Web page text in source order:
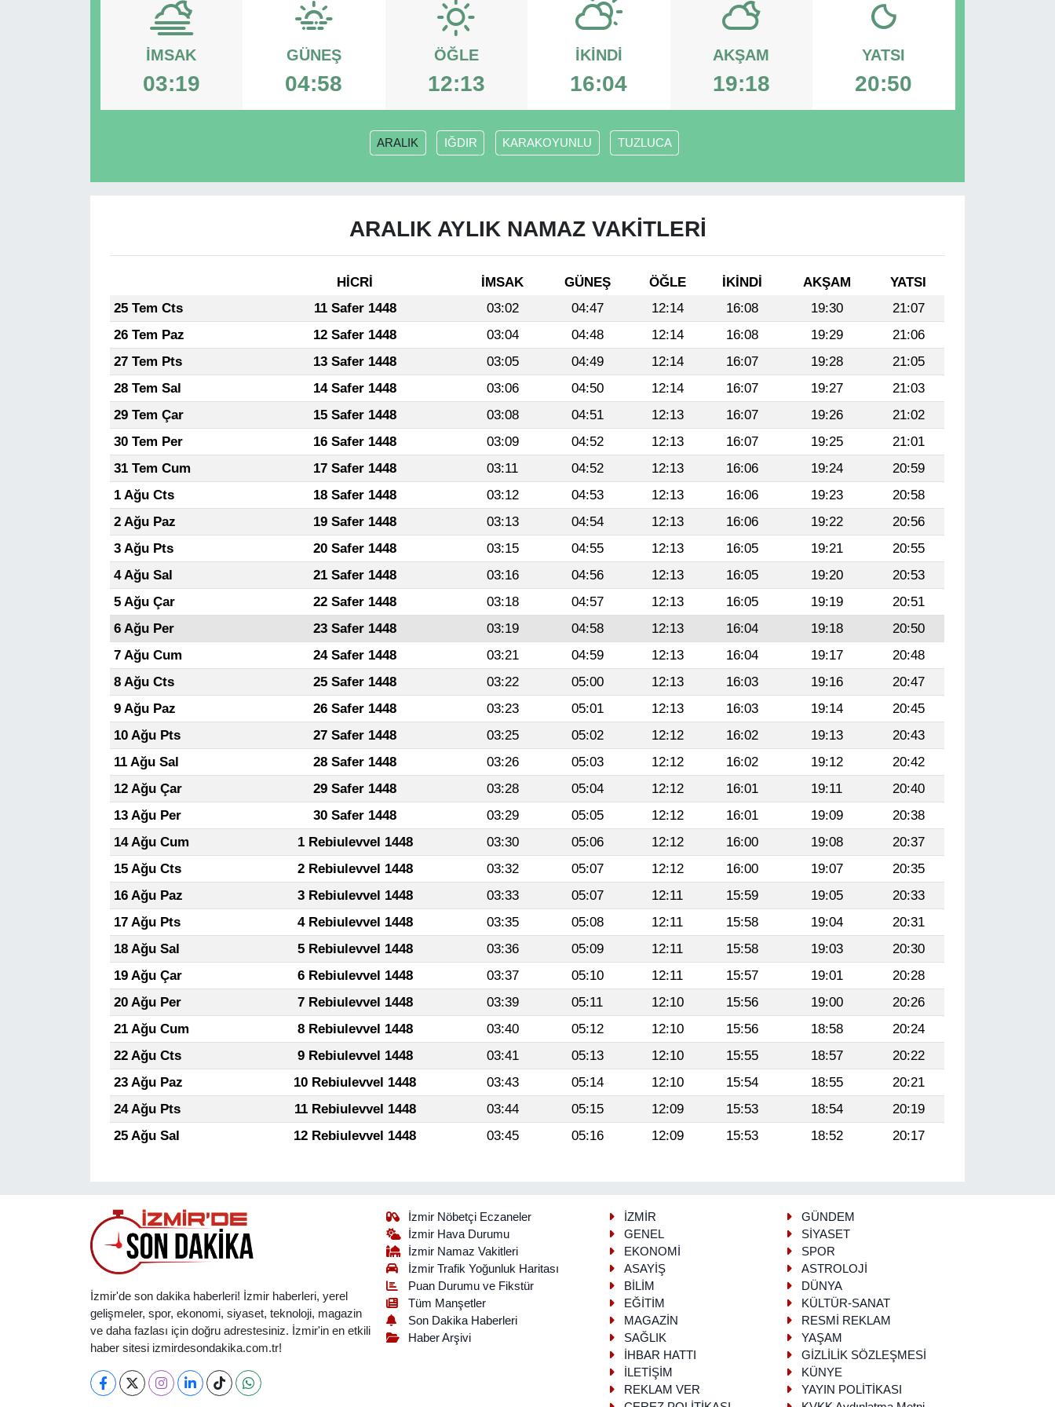
İMSAK
03:19
GÜNEŞ
04:58
ÖĞLE
12:13
İKINDI
16:04
AKŞAM
19:18
YATSI
20:50
ARALIK IĞDIR KARAKOYUNLU TUZLUCA
ARALIK AYLIK NAMAZ VAKITLERI
HİCRİ İMSAK GÜNEŞ ÖĞLE İKINDI AKŞAM
YATSI
25 Tem Cts
11 Safer 1448 03:02 04:47 12:14 16:08 19:30
21:07
26 Tem Paz
12 Safer 1448 03:04 04:48 12:14 16:08 19:29
21:06
27 Tem Pts
13 Safer 1448 03:05 04:49 12:14 16:07 19:28
21:05
28 Tem Sal
14 Safer 1448 03:06 04:50 12:14 16:07 19:27
21:03
29 Tem Çar
15 Safer 1448 03:08 04:51 12:13 16:07 19:26
21:02
30 Tem Per
16 Safer 1448 03:09 04:52 12:13 16:07 19:25
21:01
31 Tem Cum
17 Safer 1448 03:11 04:52 12:13 16:06 19:24
20:59
1 Ağu Cts
18 Safer 1448 03:12 04:53 12:13 16:06 19:23
20:58
2 Ağu Paz
19 Safer 1448 03:13 04:54 12:13 16:06 19:22
20:56
3 Ağu Pts
20 Safer 1448 03:15 04:55 12:13 16:05 19:21
20:55
4 Ağu Sal
21 Safer 1448 03:16 04:56 12:13 16:05 19:20
20:53
5 Ağu Çar
22 Safer 1448 03:18 04:57 12:13 16:05 19:19
20:51
6 Ağu Per
23 Safer 1448 03:19 04:58 12:13 16:04 19:18
20:50
7 Ağu Cum
24 Safer 1448 03:21 04:59 12:13 16:04 19:17
20:48
8 Ağu Cts
25 Safer 1448 03:22 05:00 12:13 16:03 19:16
20:47
9 Ağu Paz
26 Safer 1448 03:23 05:01 12:13 16:03 19:14
20:45
10 Ağu Pts
27 Safer 1448 03:25 05:02 12:12 16:02 19:13
20:43
11 Ağu Sal
28 Safer 1448 03:26 05:03 12:12 16:02 19:12
20:42
12 Ağu Çar
29 Safer 1448 03:28 05:04 12:12 16:01 19:11
20:40
13 Ağu Per
30 Safer 1448 03:29 05:05 12:12 16:01 19:09
20:38
14 Ağu Cum
1 Rebiulevvel 1448 03:30 05:06 12:12 16:00 19:08
20:37
15 Ağu Cts
2 Rebiulevvel 1448 03:32 05:07 12:12 16:00 19:07
20:35
16 Ağu Paz
3 Rebiulevvel 1448 03:33 05:07 12:11 15:59 19:05
20:33
17 Ağu Pts
4 Rebiulevvel 1448 03:35 05:08 12:11 15:58 19:04
20:31
18 Ağu Sal
5 Rebiulevvel 1448 03:36 05:09 12:11 15:58 19:03
20:30
19 Ağu Çar
6 Rebiulevvel 1448 03:37 05:10 12:11 15:57 19:01
20:28
20 Ağu Per
7 Rebiulevvel 1448 03:39 05:11 12:10 15:56 19:00
20:26
21 Ağu Cum
8 Rebiulevvel 1448 03:40 05:12 12:10 15:56 18:58
20:24
22 Ağu Cts
9 Rebiulevvel 1448 03:41 05:13 12:10 15:55 18:57
20:22
23 Ağu Paz
10 Rebiulevvel 1448 03:43 05:14 12:10 15:54 18:55
20:21
24 Ağu Pts
11 Rebiulevvel 1448 03:44 05:15 12:09 15:53 18:54
20:19
25 Ağu Sal
12 Rebiulevvel 1448 03:45 05:16 12:09 15:53 18:52 20:17
İzmir'de son dakika haberleri! İzmir haberleri, yerel
gelişmeler, spor, ekonomi, siyaset, teknoloji, magazin
ve daha fazlası için doğru adrestesiniz. İzmir'in en etkili
haber sitesi izmirdesondakika.com.tr!
İzmir Nöbetçi Eczaneler
İzmir Hava Durumu
İzmir Namaz Vakitleri
İzmir Trafik Yoğunluk Haritası
Puan Durumu ve Fikstür
Tüm Manşetler
Son Dakika Haberleri
Haber Arşivi
İZMİR
GÜNDEM
GENEL
SİYASET
EKONOMİ
SPOR
ASAYİŞ
ASTROLOJİ
BİLİM
DÜNYA
EĞİTİM
KÜLTÜR-SANAT
MAGAZİN
RESMİ REKLAM
SAĞLIK
YAŞAM
İHBAR HATTI
GİZLİLİK SÖZLEŞMESİ
İLETİŞİM
KÜNYE
REKLAM VER
YAYIN POLİTİKASI